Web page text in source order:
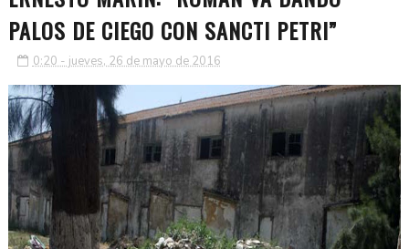
PALOS DE CIEGO CON SANCTI PETRI”
0:20 - jueves, 26 de mayo de 2016